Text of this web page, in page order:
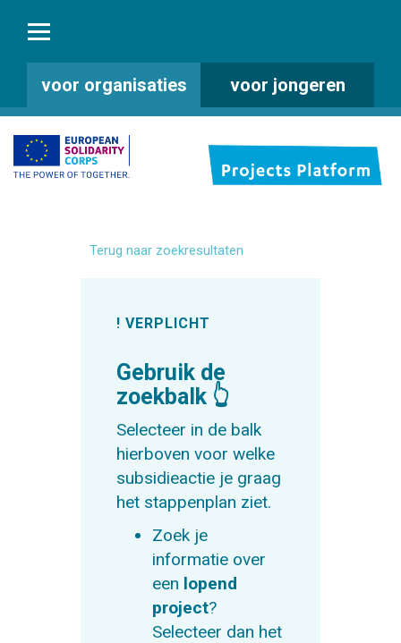
voor organisaties voor jongeren
Terug naar zoekresultaten
! VERPLICHT
Gebruik de
zoekbalk 👆
Selecteer in de balk
hierboven voor welke
subsidieactie je graag
het stappenplan ziet.
Zoek je
informatie over
een lopend
project?
Selecteer dan het